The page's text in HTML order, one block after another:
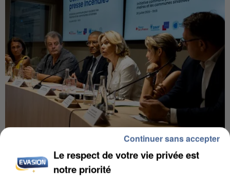
INCENDIES : L’ÎLE-DE-FRANCE LANCE UN ÉLAN
DE SOLIDARITÉ AVEC LES...
Le respect de votre vie privée est
notre priorité
Continuer sans accepter